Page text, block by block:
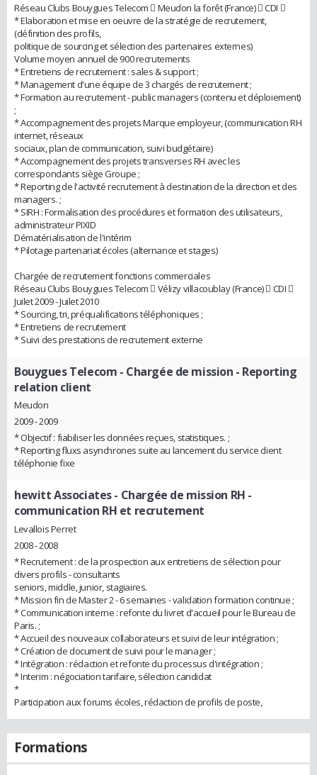
Réseau Clubs Bouygues Telecom  Meudon la forêt (France)  CDI 
* Elaboration et mise en oeuvre de la stratégie de recrutement,
(définition des profils,
politique de sourcing et sélection des partenaires externes)
Volume moyen annuel de 900 recrutements
* Entretiens de recrutement : sales & support ;
* Management d'une équipe de 3 chargés de recrutement ;
* Formation au recrutement - public managers (contenu et déploiement)
;
* Accompagnement des projets Marque employeur, (communication RH
internet, réseaux
sociaux, plan de communication, suivi budgétaire)
* Accompagnement des projets transverses RH avec les
correspondants siège Groupe ;
* Reporting de l'activité recrutement à destination de la direction et des
managers. ;
* SIRH : Formalisation des procédures et formation des utilisateurs,
administrateur PIXID
Dématérialisation de l'intérim
* Pilotage partenariat écoles (alternance et stages)
Chargée de recrutement fonctions commerciales
Réseau Clubs Bouygues Telecom  Vélizy villacoublay (France)  CDI 
Juilet 2009 - Juilet 2010
* Sourcing, tri, préqualifications téléphoniques ;
* Entretiens de recrutement
* Suivi des prestations de recrutement externe
Bouygues Telecom - Chargée de mission - Reporting
relation client
Meudon
2009 - 2009
* Objectif : fiabiliser les données reçues, statistiques. ;
* Reporting fluxs asynchrones suite au lancement du service client
téléphonie fixe
hewitt Associates- Chargée de mission RH -
communication RH et recrutement
Levallois Perret
2008 - 2008
* Recrutement : de la prospection aux entretiens de sélection pour
divers profils - consultants
seniors, middle, junior, stagiaires.
* Mission fin de Master 2 - 6 semaines - validation formation continue ;
* Communication interne : refonte du livret d'accueil pour le Bureau de
Paris. ;
* Accueil des nouveaux collaborateurs et suivi de leur intégration ;
* Création de document de suivi pour le manager ;
* Intégration : rédaction et refonte du processus d'intégration ;
* Interim : négociation tarifaire, sélection candidat
*
Participation aux forums écoles, rédaction de profils de poste,
Formations